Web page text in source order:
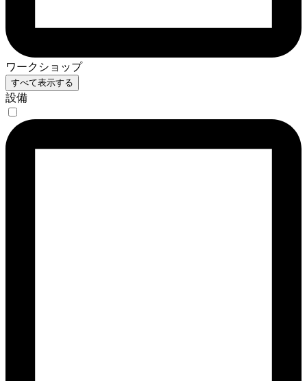
ワークショップ
すべて表示する
設備